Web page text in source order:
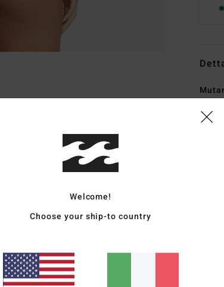
Style
Welcome!
Choose your ship-to country